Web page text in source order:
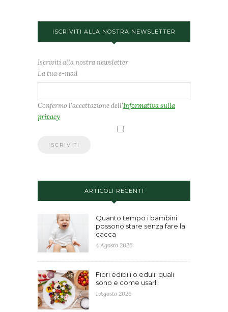
ISCRIVITI ALLA NOSTRA NEWSLETTER
Iscriviti alla nostra newsletter
La tua e-mail
Confermo l'accettazione dell'Informativa sulla
privacy
ARTICOLI RECENTI
Quanto tempo i bambini
possono stare senza fare la
cacca
4 Agosto 2026
Fiori edibili o eduli: quali
sono e come usarli
1 Agosto 2026